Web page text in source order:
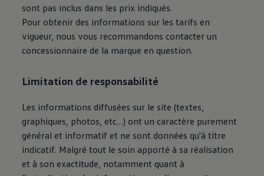
Connecter un téléphone mobile au véhicule
Trouver des services pour votre modèle
Mises à jour pour les logiciels, les cartes et la
We Charge
Liste des concessionnaires
Recherche de concessionnaire
Véhicules en stock
sont pas inclus dans les prix indiqués.
Pour obtenir des informations sur les tarifs en
vigueur, nous vous recommandons contacter un
concessionnaire de la marque en question.
Limitation de responsabilité
Les informations diffusées sur le site (textes,
graphiques, photos, etc…) ont un caractère purement
général et informatif et ne sont données qu'à titre
indicatif. Malgré tout le soin apporté à sa réalisation
et à son exactitude, notamment quant à